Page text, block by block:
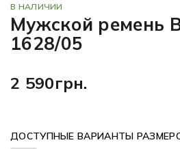
В НАЛИЧИИ
Мужской ремень
1628/05
2 590грн.
ДОСТУПНЫЕ ВАРИАНТЫ